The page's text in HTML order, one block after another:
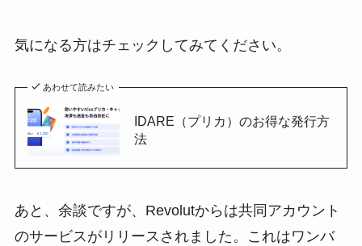
気になる方はチェックしてみてください。
あわせて読みたい
IDARE（プリカ）のお得な発行方
法
あと、余談ですが、Revolutからは共同アカウント
のサービスがリリースされました。これはワンバ